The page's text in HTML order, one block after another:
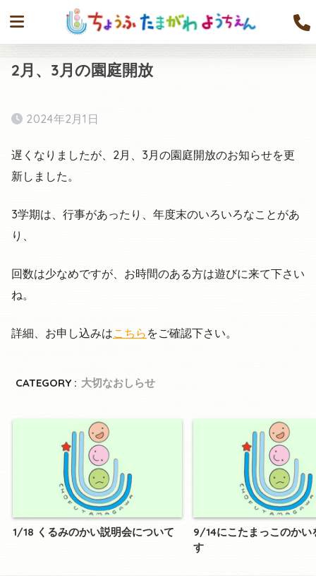
2月、3月の園庭開放
2024年2月1日
遅くなりましたが、2月、3月の園庭開放のお知らせを更
新しました。
3学期は、行事があったり、年度末のいろいろなことがあ
り、
回数は少なめですが、お時間のある方は遊びに来て下さい
ね。
詳細、お申し込みはこちら をご確認下さい。
CATEGORY : 大切なおしらせ
1/18 くるみのかい説明会について
9/14にこたまっこのかい
す